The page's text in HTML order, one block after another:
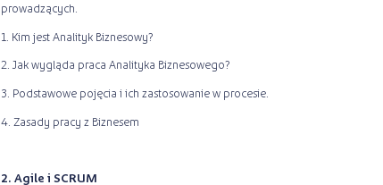
prowadzących.
1. Kim jest Analityk Biznesowy?
2. Jak wygląda praca Analityka Biznesowego?
3. Podstawowe pojęcia i ich zastosowanie w procesie.
4. Zasady pracy z Biznesem
2. Agile i SCRUM